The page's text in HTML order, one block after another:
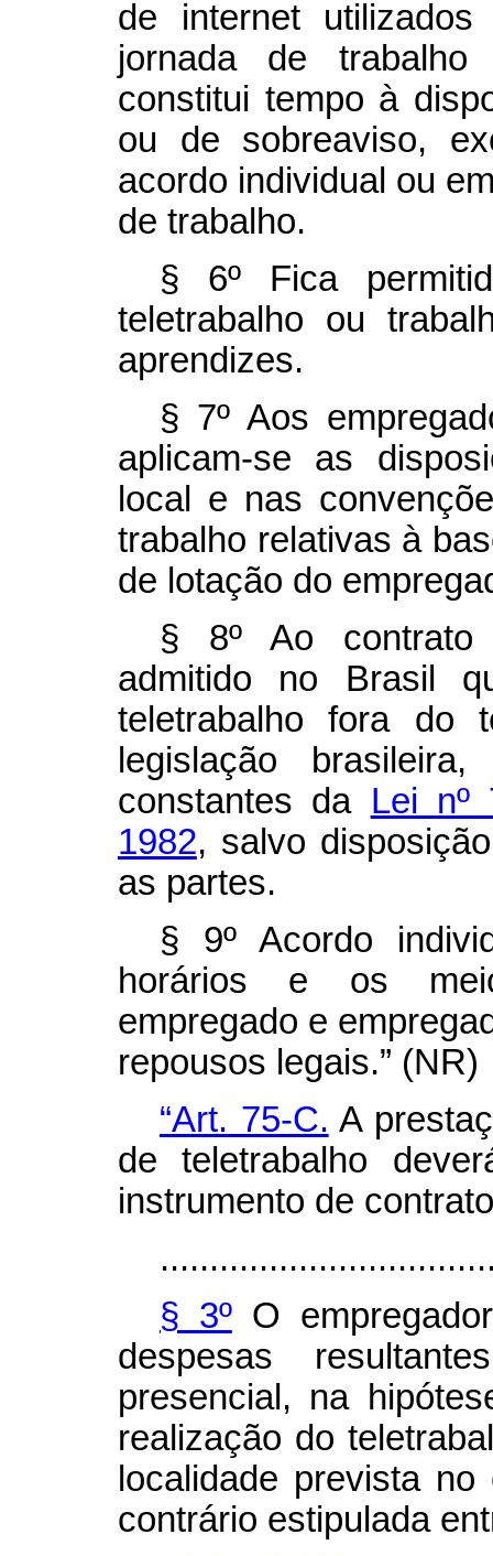
de internet
jornada de
constitui tempo à
ou de sobreaviso,
acordo individual ou
de trabalho.
§ 6º Fica
teletrabalho ou
aprendizes.
§ 7º Aos
aplicam-se as
local e nas
trabalho relativas à
de lotação do
§ 8º Ao contrato
admitido no Brasil
teletrabalho fora do
legislação
constantes da Lei nº
1982, salvo
as partes.
§ 9º Acordo
horários e os
empregado e
repousos legais.” (NR)
“Art. 75-C. A
de teletrabalho
instrumento de
§ 3ºO
despesas
presencial, na
realização do
localidade prevista
contrário estipulada